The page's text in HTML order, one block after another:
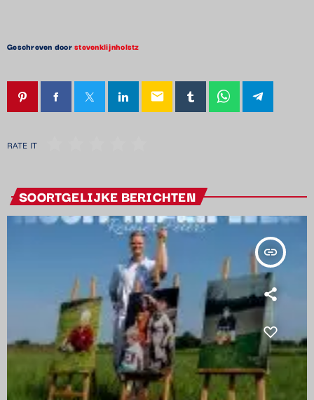
Geschreven doorstevenklijnholstz
email
RATE IT
SOORTGELIJKE BERICHTEN
insert_link